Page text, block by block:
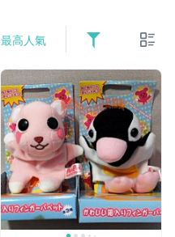
最高人氣